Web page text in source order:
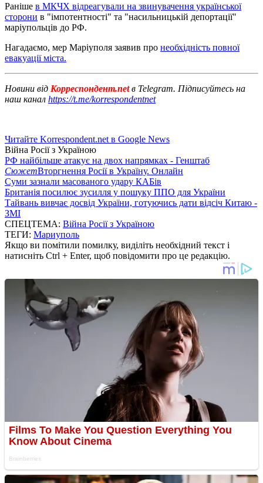
Раніше в МКЧХ відреагували на звинувачення української
сторони в "імпотентності" та "насильницькій депортації"
маріупольців до РФ.
Нагадаємо, мер Маріуполя заявив про необхідність повної
евакуації міста.
Новини від Корреспондент.netв Telegram. Підписуйтесь на
наш канал https://t.me/korrespondentnet
Читайте Korrespondent.net в Google News
Війна Росії з Україною
РФ найбільше атакує на двох напрямках - Генштаб
СюжетВторгнення Росії в Україну. Онлайн
Суми зазнали масованого удару КАБів
Британія посилює зусилля у пошуку ППО для України
Тайвань вивчає досвід України, готуючись дати відсіч Китаю -
ЗМІ
СПЕЦТЕМА: Війна Росії з Україною
ТЕГИ: Мариуполь
Якщо ви помітили помилку, виділіть необхідний текст і
натисніть Ctrl + Enter, щоб повідомити про це редакцію.